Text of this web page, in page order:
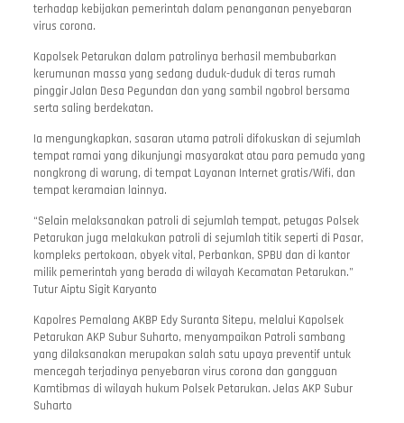
terhadap kebijakan pemerintah dalam penanganan penyebaran
virus corona.
Kapolsek Petarukan dalam patrolinya berhasil membubarkan
kerumunan massa yang sedang duduk-duduk di teras rumah
pinggir Jalan Desa Pegundan dan yang sambil ngobrol bersama
serta saling berdekatan.
Ia mengungkapkan, sasaran utama patroli difokuskan di sejumlah
tempat ramai yang dikunjungi masyarakat atau para pemuda yang
nongkrong di warung, di tempat Layanan Internet gratis/Wifi, dan
tempat keramaian lainnya.
“Selain melaksanakan patroli di sejumlah tempat, petugas Polsek
Petarukan juga melakukan patroli di sejumlah titik seperti di Pasar,
kompleks pertokoan, obyek vital, Perbankan, SPBU dan di kantor
milik pemerintah yang berada di wilayah Kecamatan Petarukan.”
Tutur Aiptu Sigit Karyanto
Kapolres Pemalang AKBP Edy Suranta Sitepu, melalui Kapolsek
Petarukan AKP Subur Suharto, menyampaikan Patroli sambang
yang dilaksanakan merupakan salah satu upaya preventif untuk
mencegah terjadinya penyebaran virus corona dan gangguan
Kamtibmas di wilayah hukum Polsek Petarukan. Jelas AKP Subur
Suharto